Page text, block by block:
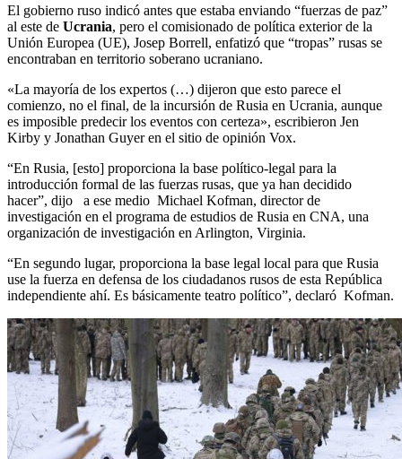
El gobierno ruso indicó antes que estaba enviando “fuerzas de paz”
al este de Ucrania, pero el comisionado de política exterior de la
Unión Europea (UE), Josep Borrell, enfatizó que “tropas” rusas se
encontraban en territorio soberano ucraniano.
«La mayoría de los expertos (…) dijeron que esto parece el
comienzo, no el final, de la incursión de Rusia en Ucrania, aunque
es imposible predecir los eventos con certeza», escribieron Jen
Kirby y Jonathan Guyer en el sitio de opinión Vox.
“En Rusia, [esto] proporciona la base político-legal para la
introducción formal de las fuerzas rusas, que ya han decidido
hacer”, dijo a ese medio Michael Kofman, director de
investigación en el programa de estudios de Rusia en CNA, una
organización de investigación en Arlington, Virginia.
“En segundo lugar, proporciona la base legal local para que Rusia
use la fuerza en defensa de los ciudadanos rusos de esta República
independiente ahí. Es básicamente teatro político”, declaró Kofman.